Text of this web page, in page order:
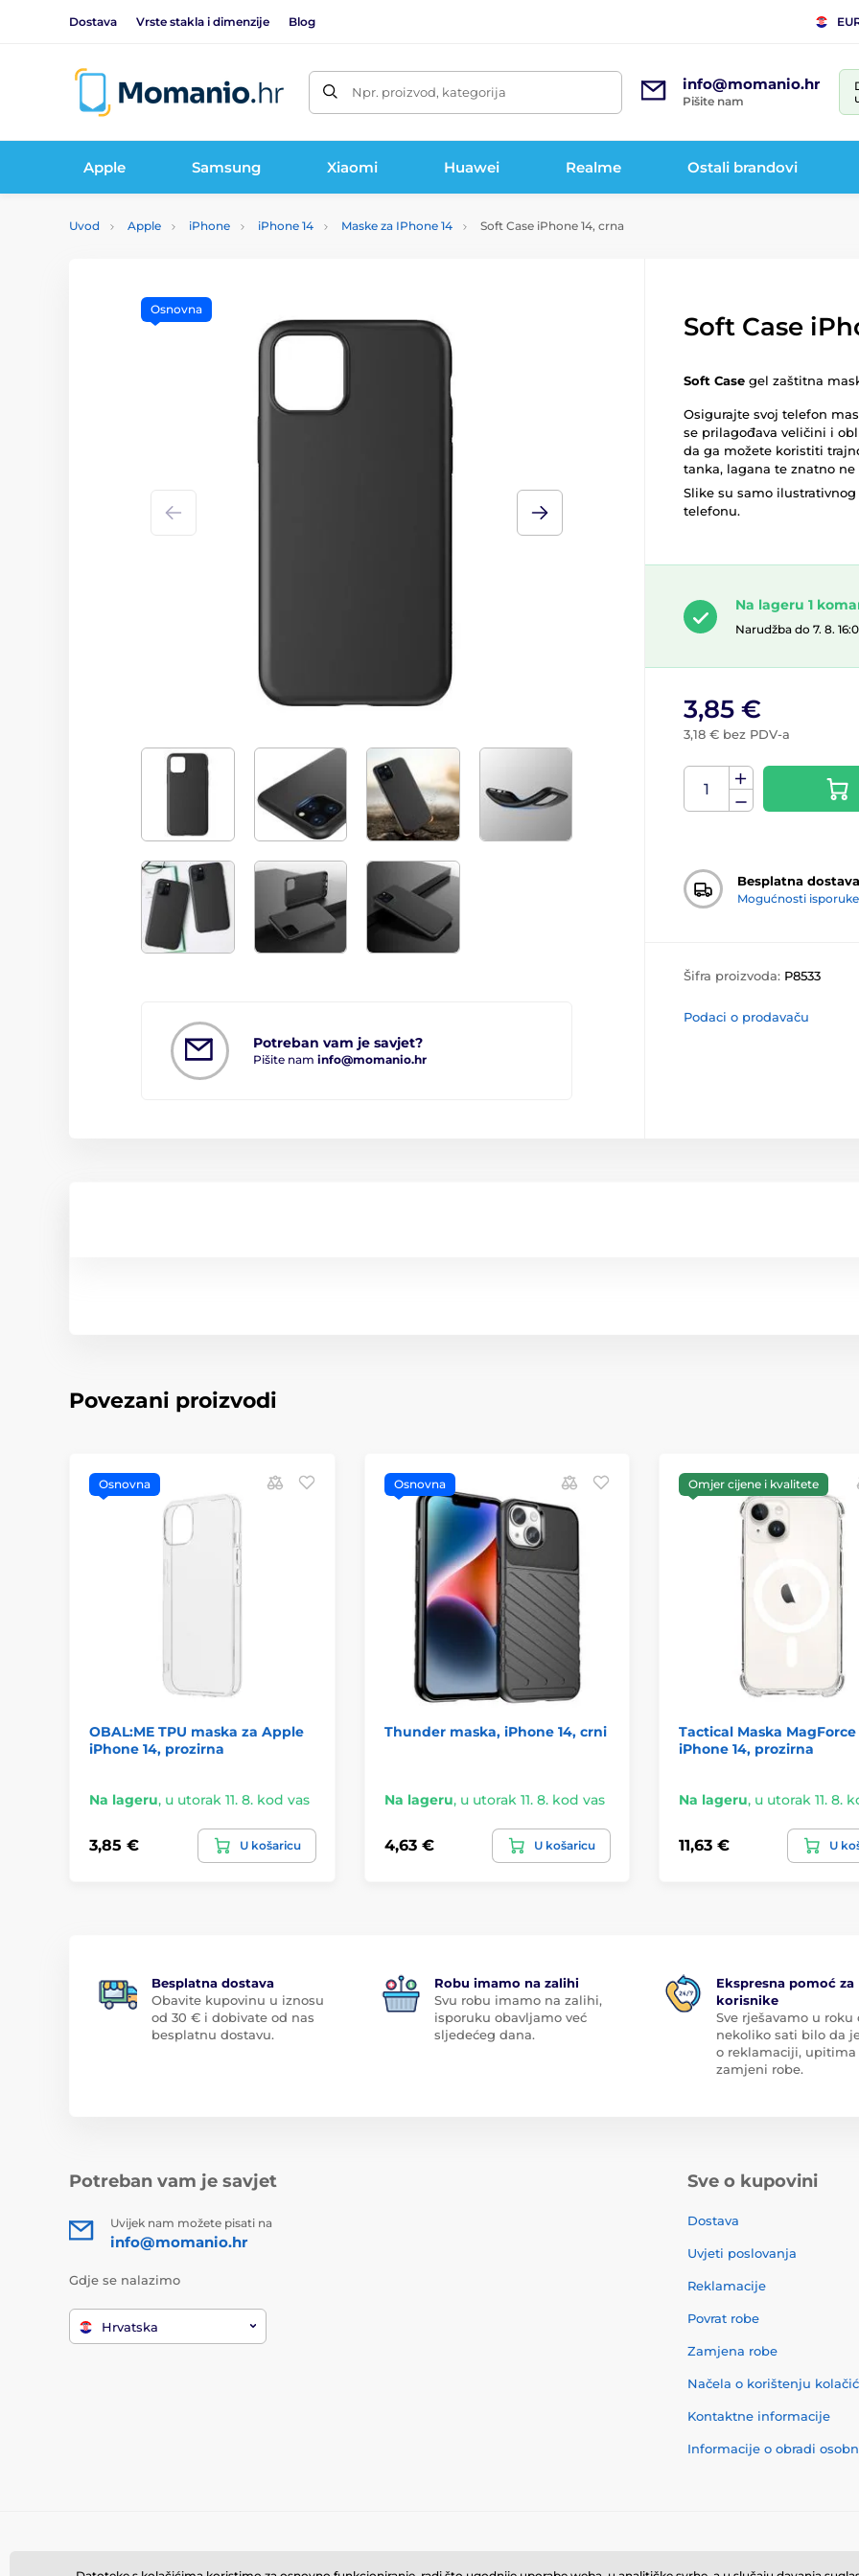
Dostava Vrste stakla i dimenzije Blog
Npr. proizvod, kategorija info@momanio.hr
Pišite nam
Apple Samsung Xiaomi Huawei Realme Ostali brandovi
Uvod Apple iPhone iPhone 14 Maske za IPhone 14 Soft Case iPhone 14, crna
Potreban vam je savjet?
Pišite nam info@momanio.hr
Osnovna
Soft Case
Soft Case gel zaštitna
Osigurajte svoj telefon
se prilagođava veličini i
da ga možete koristiti
tanka, lagana te znatno
Slike su samo
telefonu.
Na lageru 1
Narudžba do 7. 8.
3,85 €
3,18 € bez PDV-a
Besplatna dostava
Mogućnosti isporuke
Šifra proizvoda: P8533
Podaci o prodavaču
Povezani proizvodi
Osnovna
OBAL:ME TPU maska za Apple
iPhone 14, prozirna
Na lageru, u utorak 11. 8. kod vas
3,85 € U košaricu
Osnovna
Thunder maska, iPhone 14, crni
Na lageru, u utorak 11. 8. kod vas
4,63 € U košaricu
Omjer cijene i kvalitete
Tactical Maska MagForce
iPhone 14, prozirna
Na lageru, u utorak 11. 8.
11,63 € U
Besplatna dostava
Obavite kupovinu u iznosu
od 30 € i dobivate od nas
besplatnu dostavu.
Robu imamo na zalihi
Svu robu imamo na zalihi,
isporuku obavljamo već
sljedećeg dana.
Ekspresna pomoć za
korisnike
Sve rješavamo u roku
nekoliko sati bilo da
o reklamaciji, upitima
zamjeni robe.
Potreban vam je savjet
Uvijek nam možete pisati na
info@momanio.hr
Gdje se nalazimo
Hrvatska
Sve o kupovini
Dostava
Uvjeti poslovanja
Reklamacije
Povrat robe
Zamjena robe
Načela o korištenju
Kontaktne informacije
Informacije o obradi